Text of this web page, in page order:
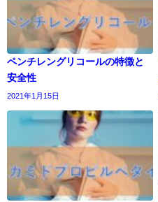
ペンチレングリコールの特徴と
安全性
2021年1月15日